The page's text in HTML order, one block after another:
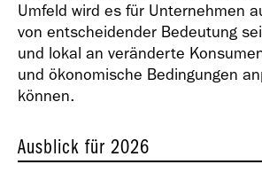
Umfeld wird es für Unternehmen
von entscheidender Bedeutung
und lokal an veränderte
und ökonomische Bedingungen
können.
Ausblick für 2026